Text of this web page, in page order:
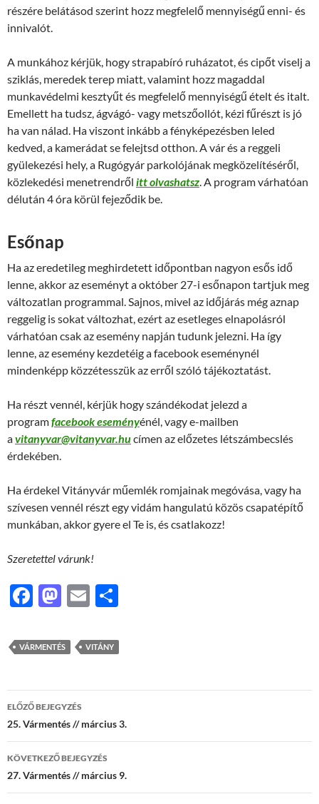
részére belátásod szerint hozz megfelelő mennyiségű enni- és
innivalót.
A munkához kérjük, hogy strapabíró ruházatot, és cipőt viselj a
sziklás, meredek terep miatt, valamint hozz magaddal
munkavédelmi kesztyűt és megfelelő mennyiségű ételt és italt.
Emellett ha tudsz, ágvágó- vagy metszőollót, kézi fűrészt is jó
ha van nálad. Ha viszont inkább a fényképezésben leled
kedved, a kamerádat se felejtsd otthon. A vár és a reggeli
gyülekezési hely, a Rugógyár parkolójának megközelítéséről,
közlekedési menetrendről itt olvashatsz . A program várhatóan
délután 4 óra körül fejeződik be.
Esőnap
Ha az eredetileg meghirdetett időpontban nagyon esős idő
lenne, akkor az eseményt a október 27-i esőnapon tartjuk meg
változatlan programmal. Sajnos, mivel az időjárás még aznap
reggelig is sokat változhat, ezért az esetleges elnapolásról
várhatóan csak az esemény napján tudunk jelezni. Ha így
lenne, az esemény kezdetéig a facebook eseménynél
mindenképp közzétesszük az erről szóló tájékoztatást.
Ha részt vennél, kérjük hogy szándékodat jelezd a
programfacebook eseményénél, vagy e-mailben
avitanyvar@vitanyvar.hucímen az előzetes létszámbecslés
érdekében.
Ha érdekel Vitányvár műemlék romjainak megóvása, vagy ha
szívesen vennél részt egy vidám hangulatú közös csapatépítő
munkában, akkor gyere el Te is, és csatlakozz!
Szeretettel várunk!
F
e
b
o
o
k
M
to
d
o
n
E
ail za
m
e
VÁRMENTÉS VITÁNY
Bejegyzés
navigáció
ELŐZŐ BEJEGYZÉS
25. Vármentés // március 3.
KÖVETKEZŐ BEJEGYZÉS
27. Vármentés // március 9.